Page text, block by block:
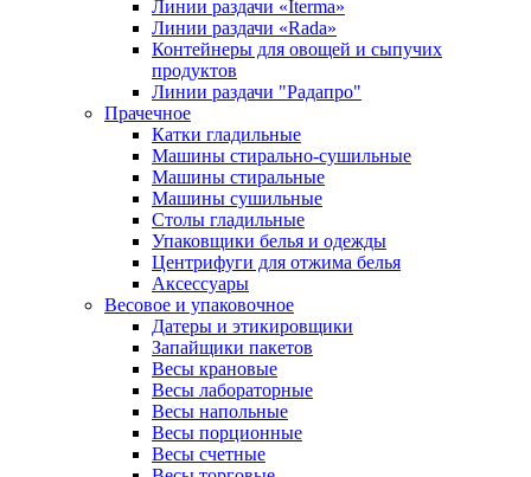
Линии раздачи «Iterma»
Линии раздачи «Rada»
Контейнеры для овощей и сыпучих
продуктов
Линии раздачи "Радапро"
Прачечное
Катки гладильные
Машины стирально-сушильные
Машины стиральные
Машины сушильные
Столы гладильные
Упаковщики белья и одежды
Центрифуги для отжима белья
Аксессуары
Весовое и упаковочное
Датеры и этикировщики
Запайщики пакетов
Весы крановые
Весы лабораторные
Весы напольные
Весы порционные
Весы счетные